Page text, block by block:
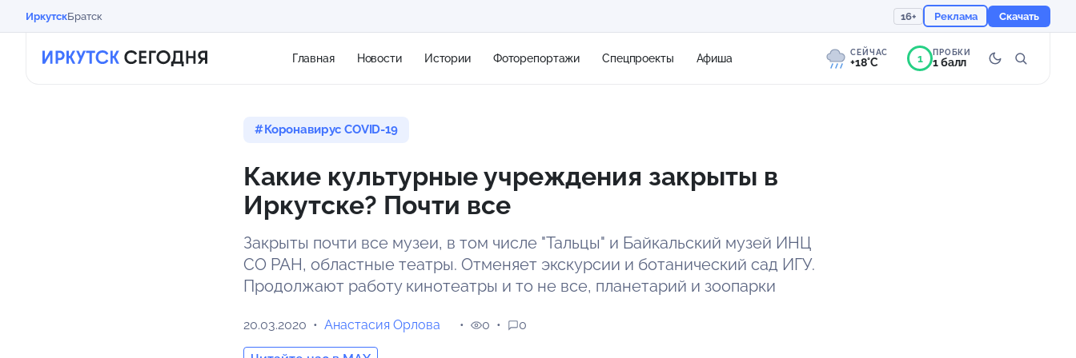
ИркутскБратск 16+ Реклама Скачать
Главная Новости Истории Фоторепортажи Спецпроекты Афиша СЕЙЧАС
+18°C 1 ПРОБКИ
1 балл
Коронавирус COVID-19
Какие культурные учреждения закрыты в
Иркутске? Почти все
Закрыты почти все музеи, в том числе "Тальцы" и Байкальский музей ИНЦ
СО РАН, областные театры. Отменяет экскурсии и ботанический сад ИГУ.
Продолжают работу кинотеатры и то не все, планетарий и зоопарки
20.03.2020 Анастасия Орлова 0 0